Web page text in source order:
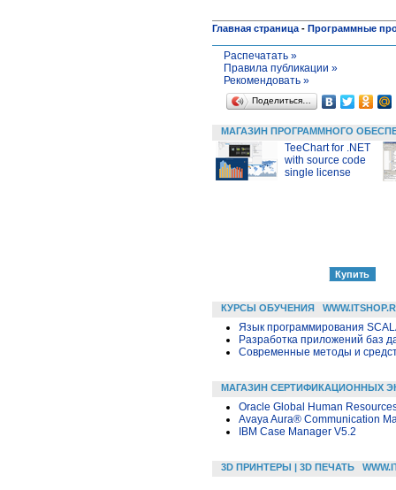
Главная страница - Программные
Распечатать »
Правила публикации »
Рекомендовать »
Поделиться…
МАГАЗИН ПРОГРАММНОГО
TeeChart for .NET
with source code
single license
КУРСЫ ОБУЧЕНИЯ
Язык программирования
Разработка приложений баз
Современные методы и
МАГАЗИН СЕРТИФИКАЦИОННЫХ
Oracle Global Human
Avaya Aura® Communication
IBM Case Manager V5.2
3D ПРИНТЕРЫ | 3D ПЕЧАТЬ